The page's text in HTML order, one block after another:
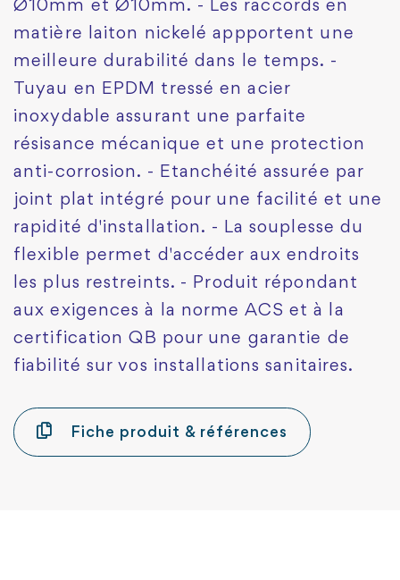
Ø10mm et Ø10mm. - Les raccords en
matière laiton nickelé appportent une
meilleure durabilité dans le temps. -
Tuyau en EPDM tressé en acier
inoxydable assurant une parfaite
résisance mécanique et une protection
anti-corrosion. - Etanchéité assurée par
joint plat intégré pour une facilité et une
rapidité d'installation. - La souplesse du
flexible permet d'accéder aux endroits
les plus restreints. - Produit répondant
aux exigences à la norme ACS et à la
certification QB pour une garantie de
fiabilité sur vos installations sanitaires.
Fiche produit & références